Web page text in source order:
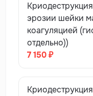
эрозии шейки
коагуляцией
отдельно))
7 150 ₽